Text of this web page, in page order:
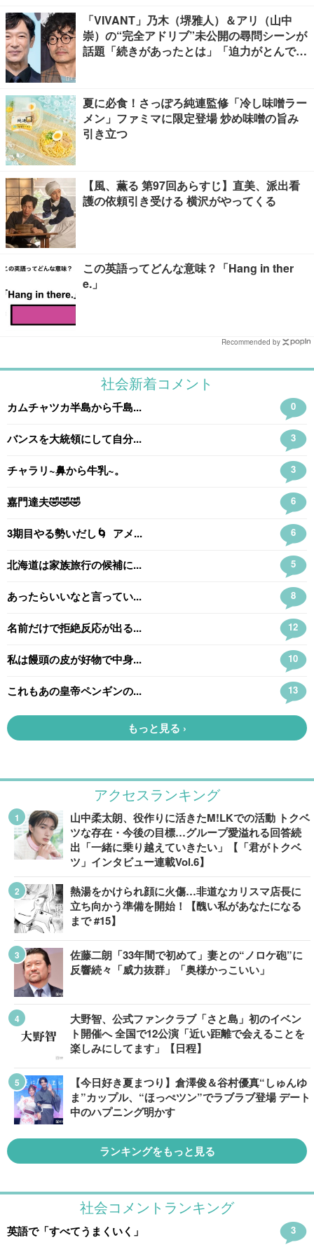
「VIVANT」乃木（堺雅人）＆アリ（山中
崇）の“完全アドリブ”未公開の尋問シーンが
話題「続きがあったとは」「迫力がとんでも
夏に必食！さっぽろ純連監修「冷し味噌ラー
メン」ファミマに限定登場 炒め味噌の旨み
引き立つ
【風、薫る 第97回あらすじ】直美、派出看
護の依頼引き受ける 横沢がやってくる
この英語ってどんな意味？「Hang in ther
e.」
Recommended by
アクセスランキング
山中柔太朗、役作りに活きたM!LKでの活動 トクベ
ツな存在・今後の目標…グループ愛溢れる回答続
出「一緒に乗り越えていきたい」【「君がトクベ
ツ」インタビュー連載Vol.6】
熱湯をかけられ顔に火傷…非道なカリスマ店長に
立ち向かう準備を開始！【醜い私があなたになる
まで #15】
佐藤二朗「33年間で初めて」妻との“ノロケ砲”に
反響続々「威力抜群」「奥様かっこいい」
大野智、公式ファンクラブ「さと島」初のイベン
ト開催へ 全国で12公演「近い距離で会えることを
楽しみにしてます」【日程】
【今日好き夏まつり】倉澤俊＆谷村優真“しゅんゆ
ま”カップル、“ほっぺツン”でラブラブ登場 デート
中のハプニング明かす
ランキングをもっと見る